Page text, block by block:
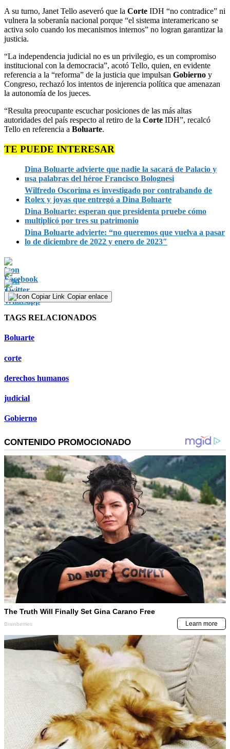
A su turno, Janet Tello aseveró que la Corte IDH “no contradice” ni
vulnera la soberanía nacional porque “el sistema interamericano se
activa solo cuando los mecanismos internos” no logran garantizar la
justicia.
“La independencia judicial no es un privilegio, es un compromiso
institucional con la democracia”, acotó Tello, quien, en evidente
referencia a la “reforma” de la justicia que impulsan Gobierno y
Congreso, rechazó los intentos de injerencia política que amenazan
la autonomía de los jueces.
“Resulta preocupante escuchar posiciones de las más altas
autoridades del país respecto al retiro de la Corte IDH”, recalcó
Tello en referencia a Boluarte.
TE PUEDE INTERESAR
Dina Boluarte advierte que nadie la sacará de Palacio y
usa palabras del héroe Francisco Bolognesi
Wilfredo Oscorima es investigado por contrabando de
Rolex y joyas que entregó a Dina Boluarte
Dina Boluarte: esperan que presidenta pruebe cómo
multiplicó por tres su patrimonio
Dina Boluarte advierte: “no queremos que vuelva a pasar
lo de diciembre de 2022 y enero de 2023″
Copiar enlace
TAGS RELACIONADOS
Boluarte
corte
derechos humanos
judicial
Gobierno